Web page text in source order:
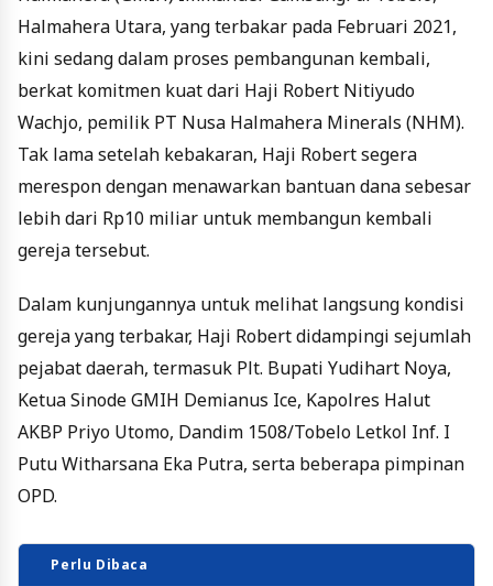
Halmahera Utara, yang terbakar pada Februari 2021,
kini sedang dalam proses pembangunan kembali,
berkat komitmen kuat dari Haji Robert Nitiyudo
Wachjo, pemilik PT Nusa Halmahera Minerals (NHM).
Tak lama setelah kebakaran, Haji Robert segera
merespon dengan menawarkan bantuan dana sebesar
lebih dari Rp10 miliar untuk membangun kembali
gereja tersebut.
Dalam kunjungannya untuk melihat langsung kondisi
gereja yang terbakar, Haji Robert didampingi sejumlah
pejabat daerah, termasuk Plt. Bupati Yudihart Noya,
Ketua Sinode GMIH Demianus Ice, Kapolres Halut
AKBP Priyo Utomo, Dandim 1508/Tobelo Letkol Inf. I
Putu Witharsana Eka Putra, serta beberapa pimpinan
OPD.
Perlu Dibaca